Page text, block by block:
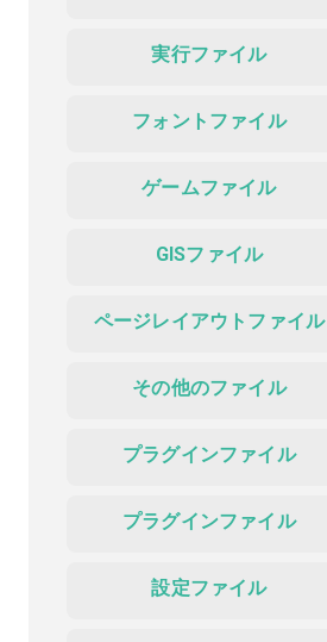
実行ファイル
フォントファイル
ゲームファイル
GISファイル
ページレイアウトファイル
その他のファイル
プラグインファイル
プラグインファイル
設定ファイル